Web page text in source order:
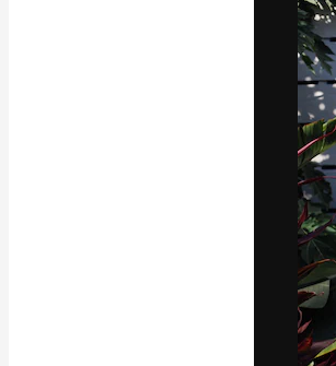
Ikony
3D
Písma